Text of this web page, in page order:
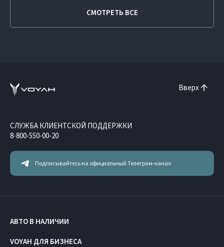
СМОТРЕТЬ ВСЕ
Вверх
Подписывайтесь на официальный Телеграм-канал
СЛУЖБА КЛИЕНТСКОЙ ПОДДЕРЖКИ
8-800-550-00-20
АВТО В НАЛИЧИИ
VOYAH ДЛЯ БИЗНЕСА